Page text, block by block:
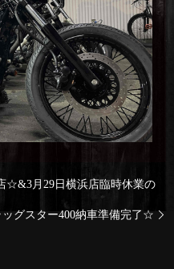
☆&3月29日横浜店臨時休業の
ッグスター400納車準備完了☆